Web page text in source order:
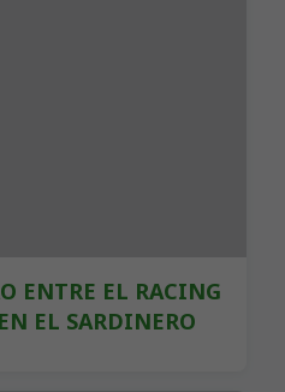
ENTRE EL RACING
EL SARDINERO